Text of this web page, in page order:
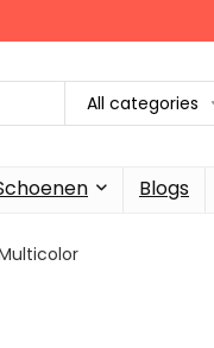
All categories
Blogs